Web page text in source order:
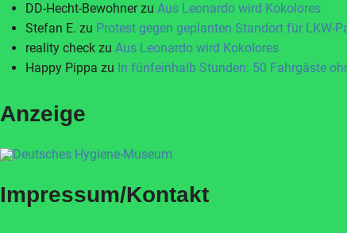
DD-Hecht-Bewohnerzu Aus Leonardo wird Kokolores
Stefan E. zu Protest gegen geplanten Standort für LKW-
reality check zu Aus Leonardo wird Kokolores
Happy Pippa zu In fünfeinhalb Stunden: 50 Fahrgäste
Anzeige
Impressum/Kontakt